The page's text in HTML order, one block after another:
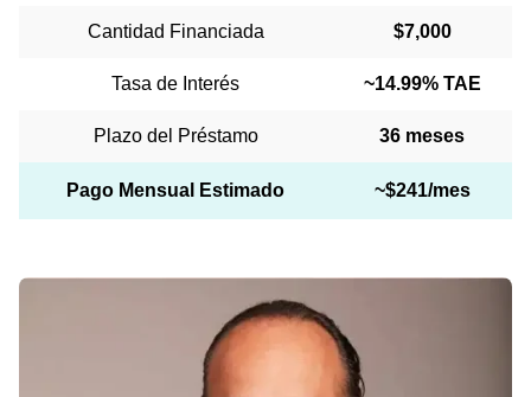
Cantidad Financiada $7,000
Tasa de Interés ~14.99% TAE
Plazo del Préstamo 36 meses
Pago Mensual Estimado ~$241/mes